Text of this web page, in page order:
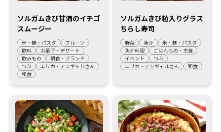
ソルガムきび甘酒のイチゴ
スムージー
米・麺・パスタ
フルーツ
飲料
お菓子・デザート
飲みもの
朝食・ブランチ
つぶ
エリカ・アンギャルさん
和食
ソルガムきび粒入りグラス
ちらし寿司
野菜 魚介
米・麺・パスタ
魚介料理
ごはんもの・主食
イベント
つぶ
エリカ・アンギャルさん
和食